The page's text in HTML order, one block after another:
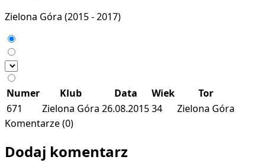
Zielona Góra (2015 - 2017)
Numer Klub Data Wiek
Tor
671
Zielona Góra 26.08.201534
Zielona Góra
Komentarze (0)
Dodaj komentarz